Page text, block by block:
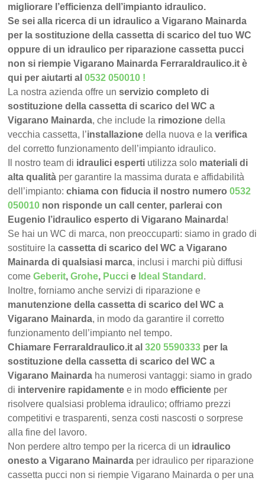
migliorare l’efficienza dell’impianto idraulico.
Se sei alla ricerca di un idraulico a Vigarano Mainarda
per la sostituzione della cassetta di scarico del tuo WC
oppure di un idraulico per riparazione cassetta pucci
non si riempie Vigarano Mainarda FerraraIdraulico.it è
qui per aiutarti al0532 050010 !
La nostra azienda offre unservizio completo di
sostituzione della cassetta di scarico del WC a
Vigarano Mainarda, che include la rimozione della
vecchia cassetta, l’installazione della nuova e laverifica
del corretto funzionamento dell’impianto idraulico.
Il nostro team di idraulici esperti utilizza solo materiali di
alta qualità per garantire la massima durata e affidabilità
dell’impianto:chiama con fiducia il nostro numero0532
050010 non risponde un call center, parlerai con
Eugenio l’idraulico esperto di Vigarano Mainarda!
Se hai un WC di marca, non preoccuparti: siamo in grado di
sostituire lacassetta di scarico del WC a Vigarano
Mainarda di qualsiasi marca, inclusi i marchi più diffusi
comeGeberit,Grohe, Pucci e Ideal Standard .
Inoltre, forniamo anche servizi di riparazione e
manutenzione della cassetta di scarico del WC a
Vigarano Mainarda, in modo da garantire il corretto
funzionamento dell’impianto nel tempo.
Chiamare FerraraIdraulico.it al320 5590333 per la
sostituzione della cassetta di scarico del WC a
Vigarano Mainarda ha numerosi vantaggi: siamo in grado
di intervenire rapidamente e in modoefficiente per
risolvere qualsiasi problema idraulico; offriamo prezzi
competitivi e trasparenti, senza costi nascosti o sorprese
alla fine del lavoro.
Non perdere altro tempo per la ricerca di un idraulico
onesto a Vigarano Mainarda per idraulico per riparazione
cassetta pucci non si riempie Vigarano Mainarda o per una